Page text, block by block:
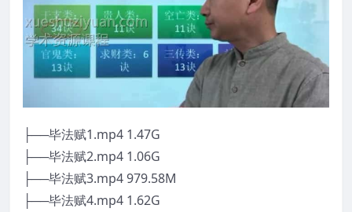
├──毕法赋1.mp4 1.47G
├──毕法赋2.mp4 1.06G
├──毕法赋3.mp4 979.58M
├──毕法赋4.mp4 1.62G